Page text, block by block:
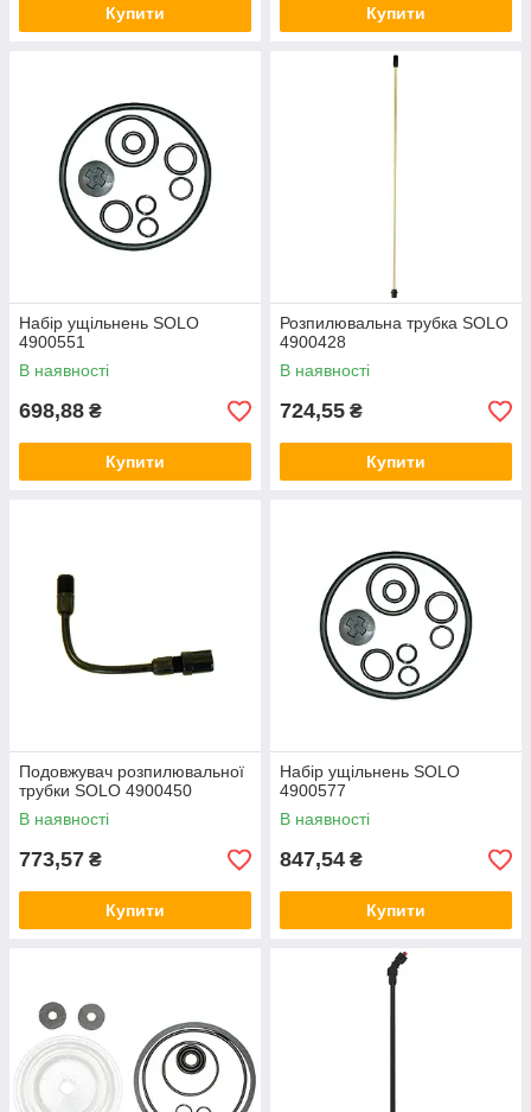
Купити Купити
Набір ущільнень SOLO
4900551
В наявності
698,88 ₴
Купити
Розпилювальна трубка SOLO
4900428
В наявності
724,55 ₴
Купити
Подовжувач розпилювальної
трубки SOLO 4900450
В наявності
773,57 ₴
Купити
Набір ущільнень SOLO
4900577
В наявності
847,54 ₴
Купити